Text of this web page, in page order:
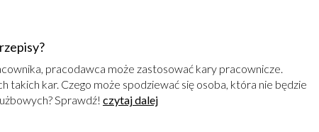
pracodawca może zastosować kary pracownicze.
takich kar. Czego może spodziewać się osoba, która nie będzie
Sprawdź! czytaj dalej